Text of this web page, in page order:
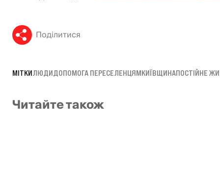
Поділитися
МІТКИЛЮДИДОПОМОГА ПЕРЕСЕЛЕНЦЯМКИЇВЩИНАПОСТІЙНЕ
Читайте також